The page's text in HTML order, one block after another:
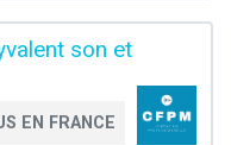
son et
EN FRANCE